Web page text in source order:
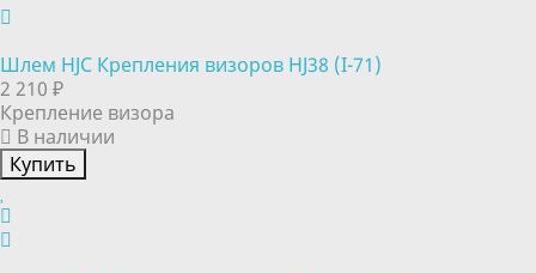
Шлем HJC Крепления визоров HJ38 (I-71)
2 210 ₽
Крепление визора
В наличии
Купить